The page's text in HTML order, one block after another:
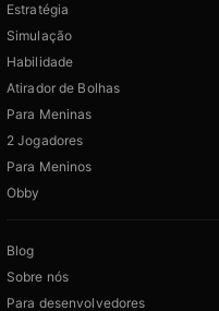
Estratégia
Simulação
Habilidade
Atirador de Bolhas
Para Meninas
2 Jogadores
Para Meninos
Obby
Blog
Sobre nós
Para desenvolvedores